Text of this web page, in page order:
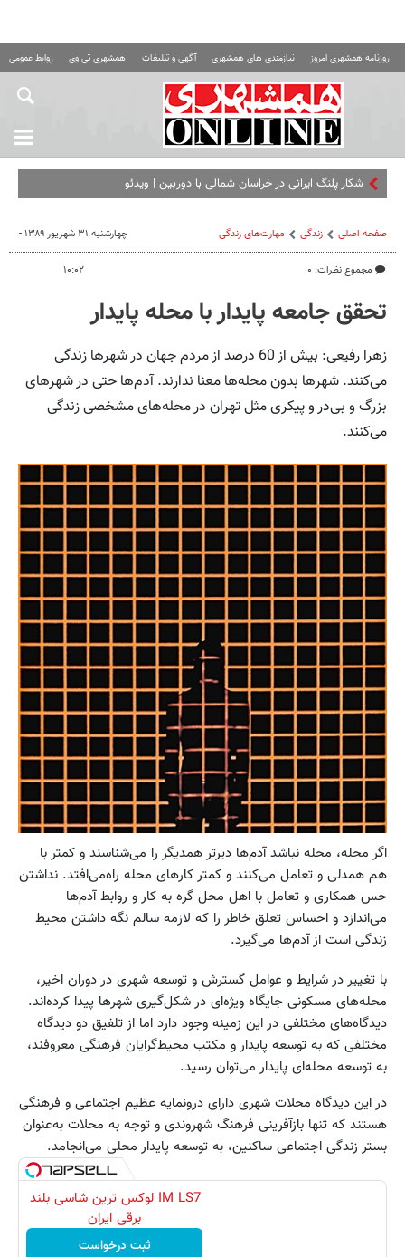
روزنامه همشهری امروز نیازمندی های همشهری آگهی و تبلیغات همشهری تی وی روابط عمومی
شکار پلنگ ایرانی در خراسان‌ شمالی با دوربین | ویدئو
صفحه اصلی زندگی مهارت‌های زندگی
مجموع نظرات: ۰
چهارشنبه ۳۱ شهریور ۱۳۸۹ -
۱۰:۰۲
تحقق جامعه پایدار با محله پایدار
زهرا رفیعی: بیش از 60 درصد از مردم جهان در شهرها زندگی
می‌کنند. شهر‌ها بدون محله‌ها معنا ندارند. آدم‌ها حتی در شهر‌های
بزرگ و بی‌در و پیکری مثل تهران در محله‌های مشخصی زندگی
می‌کنند.
اگر محله، محله نباشد آد‌‌م‌ها دیر‌تر همدیگر را می‌شناسند و کمتر با
هم همدلی و تعامل می‌کنند و کمتر کارهای محله راه‌می‌افتد. نداشتن
حس همکاری و تعامل با اهل محل گره به کار و روابط آدم‌ها
می‌اندازد و احساس تعلق خاطر را که لازمه سالم نگه داشتن محیط
زندگی است از آدم‌ها می‌گیرد.
با تغییر در شرایط و عوامل گسترش و توسعه شهری در دوران اخیر،
محله‌های مسکونی جایگاه ویژه‌ای در شکل‌گیری شهرها پیدا کرده‌اند.
دیدگاه‌های مختلفی در این زمینه وجود دارد اما از تلفیق دو دیدگاه
مختلفی که به توسعه پایدار و مکتب محیط‌گرایان فرهنگی معروفند،
به توسعه محله‌ای پایدار می‌توان رسید.
در این دیدگاه محلات شهری دارای درونمایه عظیم اجتماعی و فرهنگی
هستند که تنها بازآفرینی فرهنگ شهروندی و توجه به محلات به‌عنوان
بستر زندگی اجتماعی ساکنین، به توسعه پایدار محلی می‌انجامد.
IM LS7 لوکس ترین شاسی بلند
برقی ایران
ثبت درخواست